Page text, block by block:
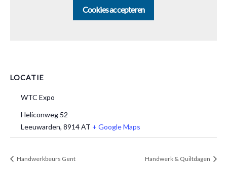
LOCATIE
WTC Expo
Heliconweg 52
Leeuwarden, 8914 AT + Google Maps
Cookies accepteren
Handwerkbeurs Gent Handwerk & Quiltdagen